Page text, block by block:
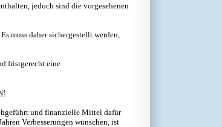
jedoch sind die vorgesehenen
muss daher sichergestellt werden,
fristgerecht eine
und finanzielle Mittel dafür
Verbesserungen wünschen, ist